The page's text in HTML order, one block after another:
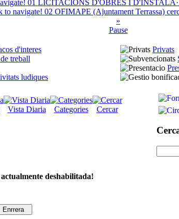
01 LICITACIONS D'OBRES I
02 OFIMAPE (Ajuntament Terrassa)
»
Pause
d'interes
treball
ludiques
Privats
Vista Diaria Categories Cercar
actualmente deshabilitada!